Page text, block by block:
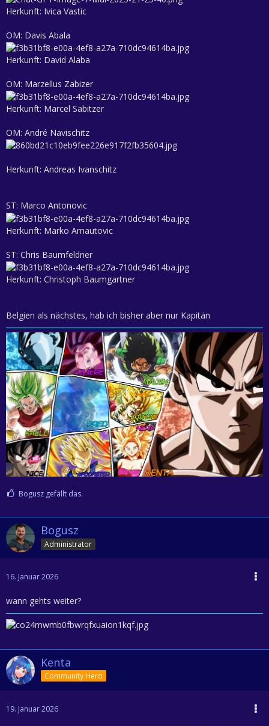
Herkunft: Ivica Vastic
OM: Davis Abala
Herkunft: David Alaba
OM: Marzellus Zabizer
Herkunft: Marcel Sabitzer
OM: André Navischitz
Herkunft: Andreas Ivanschitz
ST: Marco Antonovic
Herkunft: Marko Arnautovic
ST: Chris Baumfeldner
Herkunft: Christoph Baumgartner
Belgien als nächstes, hab ich bisher aber nur Kapitän
Bogusz gefällt das.
Bogusz
Administrator
16. Januar 2026
wann gehts weiter?
Kenta
Community Hero
19. Januar 2026